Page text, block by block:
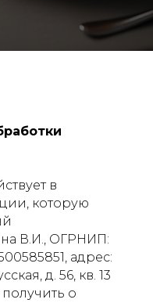
в
которую
В.И., ОГРНИП:
адрес:
д. 56, кв. 13
о